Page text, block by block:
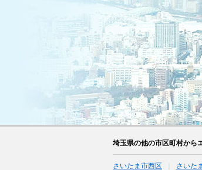
埼玉県の他の市区町村から
さいたま市西区 さいた